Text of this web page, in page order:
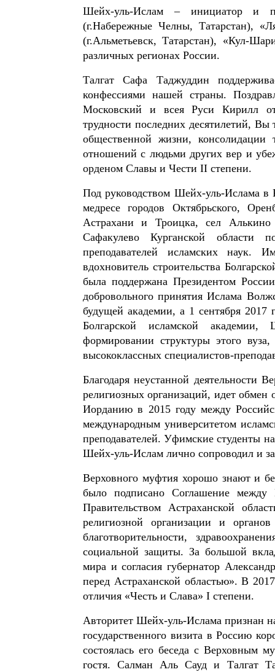
Шейх-уль-Ислам – инициатор и
(г.Набережные Челны, Татарстан),
(г.Альметьевск, Татарстан), «Кул-
различных регионах России.
Талгат Сафа Таджуддин
конфессиями нашей страны.
Московский и всея Руси Кирилл
трудности последних десятилетий,
общественной жизни,
отношений с людьми других вер и
орденом Славы и Чести II степени.
Под руководством Шейх-уль-Ислама
медресе городов Октябрьского,
Астрахани и Троицка, сел
Сафакулево Курганской области
преподавателей исламских наук.
вдохновитель строительства
была поддержана Президентом
добровольного принятия Ислама
будущей академии, а 1 сентября 2017
Болгарской исламской
формировании структуры этого
высококлассных специалистов-
Благодаря неустанной деятельности
религиозных организаций, идет
Иорданию в 2015 году между
международным университетом
преподавателей. Уфимские студенты
Шейх-уль-Ислам лично сопроводил и
Верховного муфтия хорошо знают и
было подписано Соглашение между
Правительством Астраханской
религиозной организации и
благотворительности,
социальной защиты. За большой
мира и согласия губернатор
перед Астраханской областью». В
отличия «Честь и Слава» I степени.
Авторитет Шейх-уль-Ислама признан
государственного визита в Россию
состоялась его беседа с Верховным
гостя. Салман Аль Сауд и Талгат